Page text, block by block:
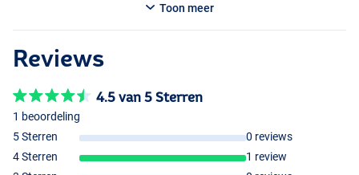
Toon meer
Reviews
4.5 van 5 Sterren
1 beoordeling
5 Sterren
0 reviews
4 Sterren
1 review